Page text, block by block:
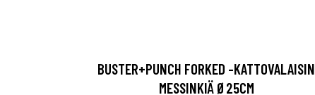
BUSTER+PUNCH FORKED -KATTOVALAISIN
MESSINKIÄ Ø25CM